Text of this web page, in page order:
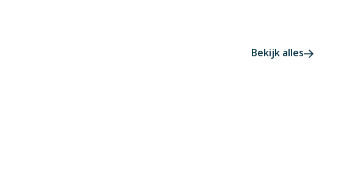
Bekijk alles